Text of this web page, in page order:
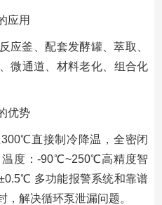
应用
应釜、配套发酵罐、萃取、
微通道、材料老化、组合化
优势
直接制冷降温，全密闭
温度：-90℃~250℃高精度智
多功能报警系统和靠谱
解决循环泵泄漏问题。